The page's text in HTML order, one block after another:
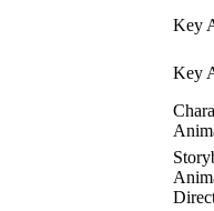
Key
Key